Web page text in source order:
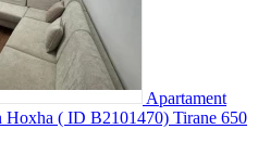
Apartament
Hoxha ( ID B2101470) Tirane 650